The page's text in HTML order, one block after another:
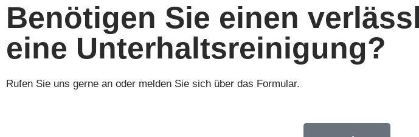
Benötigen Sie einen
eine Unterhaltsreinigung?
Rufen Sie uns gerne an oder melden Sie sich über das Formular.